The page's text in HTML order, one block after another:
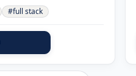
#full stack